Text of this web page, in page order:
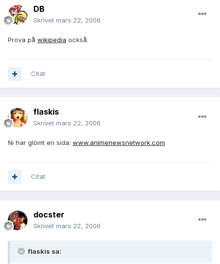
DB
Skrivet mars 22, 2006
Prova på wikipedia också.
Citat
flaskis
Skrivet mars 22, 2006
Ni har glömt en sida: www.animenewsnetwork.com
Citat
docster
Skrivet mars 22, 2006
flaskis sa: